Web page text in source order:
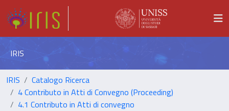
IRIS
IRIS
Catalogo Ricerca
4 Contributo in Atti di Convegno (Proceeding)
4.1 Contributo in Atti di convegno